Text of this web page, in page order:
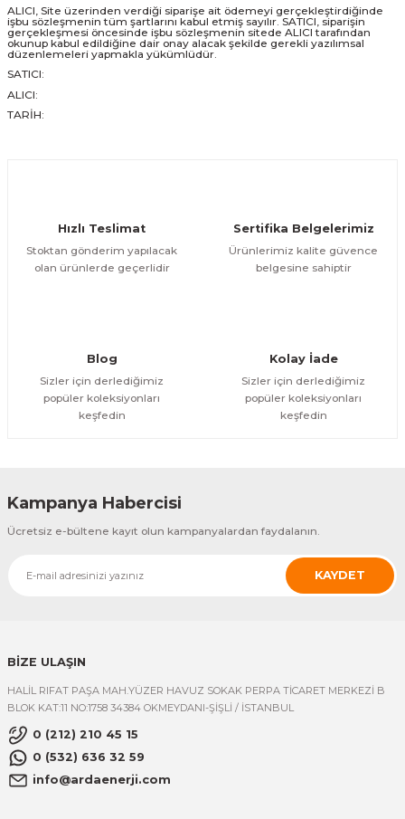
ALICI, Site üzerinden verdiği siparişe ait ödemeyi gerçekleştirdiğinde
işbu sözleşmenin tüm şartlarını kabul etmiş sayılır. SATICI, siparişin
gerçekleşmesi öncesinde işbu sözleşmenin sitede ALICI tarafından
okunup kabul edildiğine dair onay alacak şekilde gerekli yazılımsal
düzenlemeleri yapmakla yükümlüdür.
SATICI:
ALICI:
TARİH:
Hızlı Teslimat
Stoktan gönderim yapılacak
olan ürünlerde geçerlidir
Sertifika Belgelerimiz
Ürünlerimiz kalite güvence
belgesine sahiptir
Blog
Sizler için derlediğimiz
popüler koleksiyonları
keşfedin
Kolay İade
Sizler için derlediğimiz
popüler koleksiyonları
keşfedin
Kampanya Habercisi
Ücretsiz e-bültene kayıt olun kampanyalardan faydalanın.
KAYDET
BİZE ULAŞIN
HALİL RIFAT PAŞA MAH.YÜZER HAVUZ SOKAK PERPA TİCARET MERKEZİ B
BLOK KAT:11 NO:1758 34384 OKMEYDANI-ŞİŞLİ / İSTANBUL
0 (212) 210 45 15
0 (532) 636 32 59
info@ardaenerji.com